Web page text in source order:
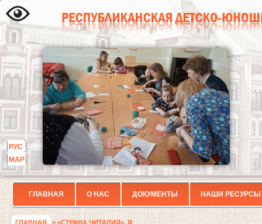
РУС
МАР
ГЛАВНАЯ О НАС ДОКУМЕНТЫ НАШИ РЕСУРСЫ
ГЛАВНАЯ > «СТРАНА ЧИТАЛИЯ». Я